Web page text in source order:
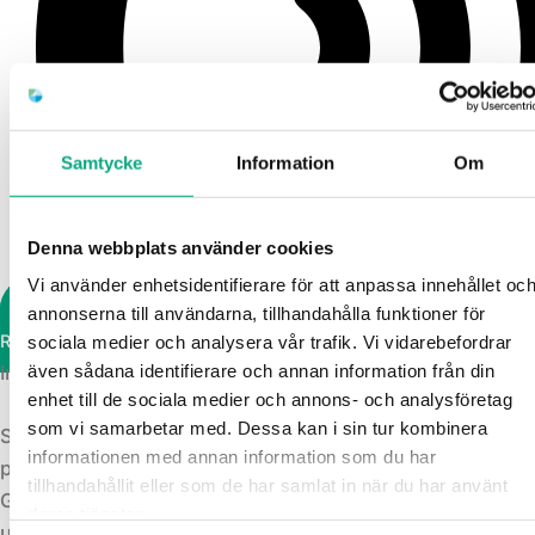
Samtycke Information Om
Denna webbplats använder cookies
Vi använder enhetsidentifierare för att anpassa innehållet och
annonserna till användarna, tillhandahålla funktioner för
sociala medier och analysera vår trafik. Vi vidarebefordrar
även sådana identifierare och annan information från din
enhet till de sociala medier och annons- och analysföretag
som vi samarbetar med. Dessa kan i sin tur kombinera
informationen med annan information som du har
tillhandahållit eller som de har samlat in när du har använt
Ring kundtjänst
Inte en förmedlingstjänst
Slamsugning i Huddinge i egen regi från första samtal till
protokoll
GG Högtryck tar emot beställningen, kör ut sugbilen och